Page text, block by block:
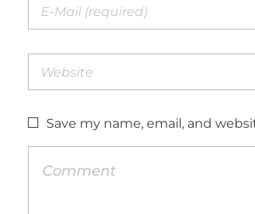
Save my name, email, and